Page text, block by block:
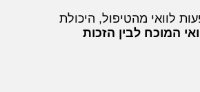
לוואי מהטיפול, היכולת
המוכח לבין הזכות